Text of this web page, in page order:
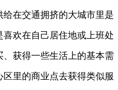
在交通拥挤的大城市里是
欢在自己居住地或上班处
获得一些生活上的基本需
里的商业点去获得类似服